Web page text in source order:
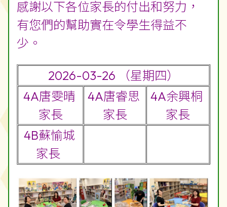
感謝以下各位家長的付出和努力，
有您們的幫助實在令學生得益不
少。
2026-03-26 （星期四）
4A唐雯晴
家長
4A唐睿思
家長
4A余興桐
家長
4B蘇愉城
家長